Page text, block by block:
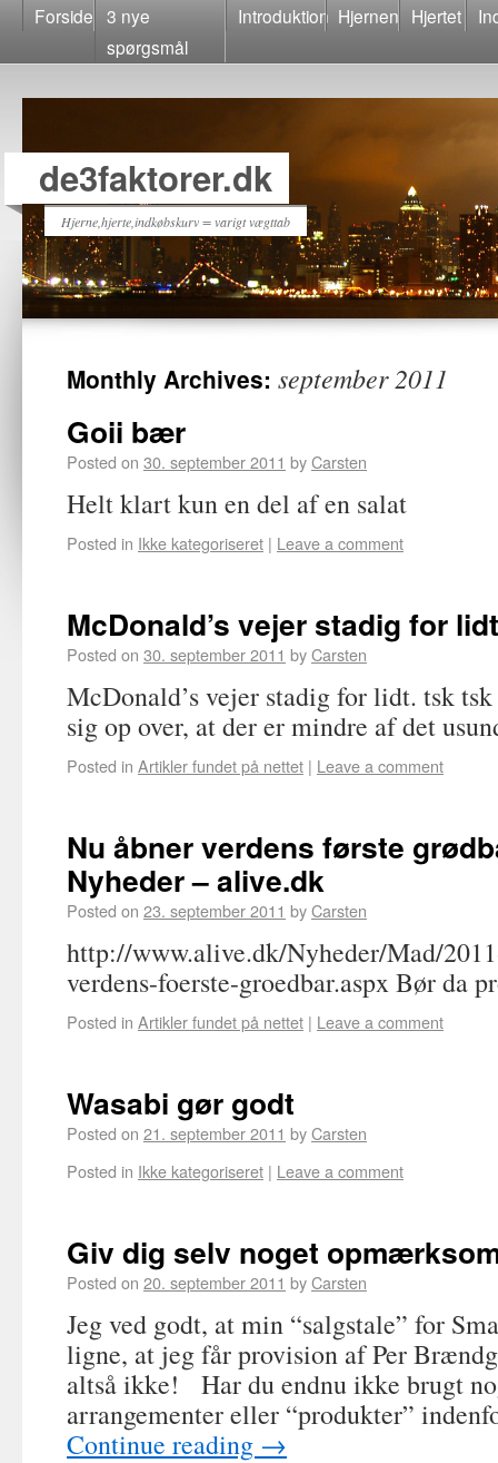
Forside 3 nye
spørgsmål
Introduktion Hjernen Hjertet
de3faktorer.dk
Hjerne,hjerte,indkøbskurv = varigt vægttab
Monthly Archives: september 2011
Goii bær
Posted on 30. september 2011 byCarsten
Helt klart kun en del af en salat
Posted in Ikke kategoriseret | Leave a comment
McDonald’s vejer stadig for
Posted on 30. september 2011 byCarsten
McDonald’s vejer stadig for lidt. tsk
sig op over, at der er mindre af det
Posted in Artikler fundet på nettet | Leave a comment
Nu åbner verdens første
Nyheder – alive.dk
Posted on 23. september 2011 byCarsten
http://www.alive.dk/Nyheder/Mad/
verdens-foerste-groedbar.aspx Bør da
Posted in Artikler fundet på nettet | Leave a comment
Wasabi gør godt
Posted on 21. september 2011 byCarsten
Posted in Ikke kategoriseret | Leave a comment
Giv dig selv noget
Posted on 20. september 2011 byCarsten
Jeg ved godt, at min “salgstale” for
ligne, at jeg får provision af Per
altså ikke! Har du endnu ikke brugt
arrangementer eller “produkter”
Continue reading →